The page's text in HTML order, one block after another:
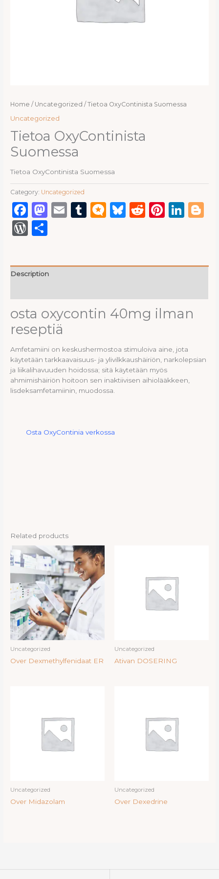
Home / Uncategorized / Tietoa OxyContinista Suomessa
Uncategorized
Tietoa OxyContinista
Suomessa
Tietoa OxyContinista Suomessa
Category: Uncategorized
Facebook
Mastodon
EmailTumblr
Micro.blog
Bluesky
Reddit
WordPress
Description
osta oxycontin 40mg ilman
reseptiä
Amfetamiini on keskushermostoa stimuloiva aine, jota
käytetään tarkkaavaisuus- ja ylivilkkaushäiriön, narkolepsian
ja liikalihavuuden hoidossa; sitä käytetään myös
ahmimishäiriön hoitoon sen inaktiivisen aihiolääkkeen,
lisdeksamfetamiinin, muodossa.
Osta OxyContinia verkossa
Related products
Uncategorized
Over Dexmethylfenidaat ER
Uncategorized
Ativan DOSERING
Uncategorized
Over Midazolam
Uncategorized
Over Dexedrine